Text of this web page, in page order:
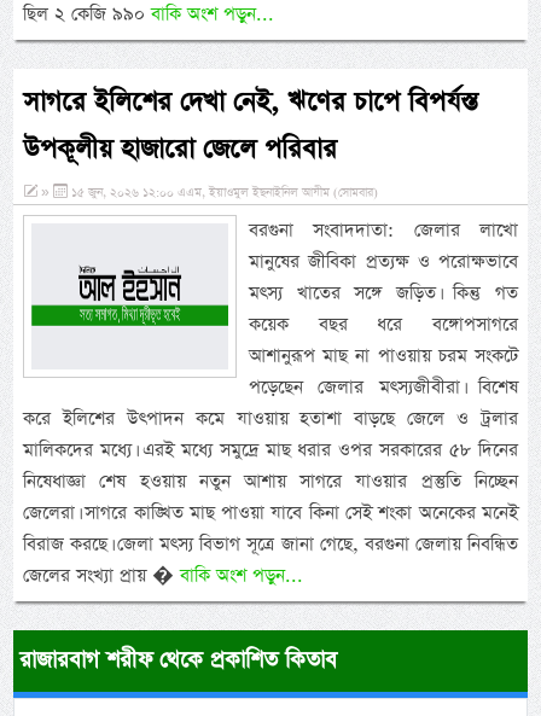
ছিল ২ কেজি ৯৯০বাকি অংশ পড়ুন...
সাগরে ইলিশের দেখা নেই, ঋণের চাপে বিপর্যস্ত
উপকূলীয় হাজারো জেলে পরিবার
» ১৫ জুন, ২০২৬ ১২:০০ এএম, ইয়াওমুল ইছনাইনিল আযীম (সোমবার)
বরগুনা সংবাদদাতা: জেলার লাখো
মানুষের জীবিকা প্রত্যক্ষ ও পরোক্ষভাবে
মৎস্য খাতের সঙ্গে জড়িত। কিন্তু গত
কয়েক বছর ধরে বঙ্গোপসাগরে
আশানুরূপ মাছ না পাওয়ায় চরম সংকটে
পড়েছেন জেলার মৎস্যজীবীরা। বিশেষ
করে ইলিশের উৎপাদন কমে যাওয়ায় হতাশা বাড়ছে জেলে ও ট্রলার
মালিকদের মধ্যে। এরই মধ্যে সমুদ্রে মাছ ধরার ওপর সরকারের ৫৮ দিনের
নিষেধাজ্ঞা শেষ হওয়ায় নতুন আশায় সাগরে যাওয়ার প্রস্তুতি নিচ্ছেন
জেলেরা। সাগরে কাঙ্খিত মাছ পাওয়া যাবে কিনা সেই শংকা অনেকের মনেই
বিরাজ করছে। জেলা মৎস্য বিভাগ সূত্রে জানা গেছে, বরগুনা জেলায় নিবন্ধিত
জেলের সংখ্যা প্রায় �বাকি অংশ পড়ুন...
রাজারবাগ শরীফ থেকে প্রকাশিত কিতাব